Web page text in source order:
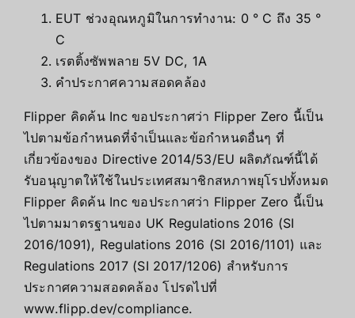
EUT ช่วงอุณหภูมิในการทำงาน: 0 ° C ถึง 35 °
C
เรตติ้งซัพพลาย 5V DC, 1A
คำประกาศความสอดคล้อง
Flipper คิดค้น Inc ขอประกาศว่า Flipper Zero นี้เป็น
ไปตามข้อกำหนดที่จำเป็นและข้อกำหนดอื่นๆ ที่
เกี่ยวข้องของ Directive 2014/53/EU ผลิตภัณฑ์นี้ได้
รับอนุญาตให้ใช้ในประเทศสมาชิกสหภาพยุโรปทั้งหมด
Flipper คิดค้น Inc ขอประกาศว่า Flipper Zero นี้เป็น
ไปตามมาตรฐานของ UK Regulations 2016 (SI
2016/1091), Regulations 2016 (SI 2016/1101) และ
Regulations 2017 (SI 2017/1206) สำหรับการ
ประกาศความสอดคล้อง โปรดไปที่
www.flipp.dev/compliance.